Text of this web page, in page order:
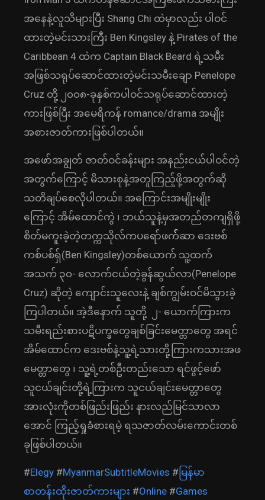
အနေနဲ့လူသိများပြီး Shang Chi ထဲမှာလည်း ပါဝင်
ထားတဲ့မင်းသားကြီး Ben Kingsley နဲ့ Pirates of the
Caribbean 4 ထဲက Captain Black Beard ရဲ့သမီး
အဖြစ်သရုပ်ဆောင်ထားတဲ့မင်းသမီးချော Penelope
Cruz တို့ ၂၀၀၈-ခုနှစ်ကပါဝင်သရုပ်ဆောင်ထားတဲ့
ကားဖြစ်ပြီး အမေရိကန် romance/drama အမျိုး
အစားဇာတ်ကားဖြစ်ပါတယ်။
အဖော်အချွတ် ဇာတ်ဝင်ခန်းများ အနည်းငယ်ပါဝင်တဲ့
အတွက်ကြောင့် မိသားစုနဲ့အတူကြည့်ဖို့အတွက်ဆို
သတိချပ်စေလိုပါတယ်။ အကြောင်းအမျိုးမျိုး
ကြောင့် အိမ်ထောင်ကွဲ ၊ ဘယ်သူနဲ့မှအတည်တကျရှိဖို့
စိတ်မကူးခဲ့တဲ့တက္ကသိုလ်ကပရော်ဖက််ဆာ ဒေးဗစ်
ကစ်ပစ်ရှ်(Ben Kingsley)တစ်ယောက် သူ့ထက်
အသက် ၃၀- လောက်ငယ်တဲ့ခွန်ဆွယ်လာ(Penelope
Cruz) ဆိုတဲ့ ကျောင်းသူလေးနဲ့ ချစ်ကျွမ်းဝင်မိသွားခဲ့
ကြပါတယ်။ အဲ့ဒီနောက် သူတို့ ၂- ယောက်ကြားက
သမီးရည်းစားပဋိပက္ခတွေချစ်ခြင်းမေတ္တာတွေ အရင်
အိမ်ထောင်က ဒေးဗစ်နဲ့သူ့ရဲ့သားတို့ကြားကသားအဖ
မေတ္တာတွေ ၊ သူ့ရဲ့တစ်ဦးတည်းသော ရင်ဖွင့်ဖော်
သူငယ်ချင်းတို့ရဲ့ကြားက သူငယ်ချင်းမေတ္တာတွေ
အားလုံးကိုတစ်ဖြည်းဖြည်း နားလည်မြင်သာလာ
အောင် ကြည့်ရှုခံစားရမဲ့ ရသဇာတ်လမ်းကောင်းတစ်
ခုဖြစ်ပါတယ်။
#Elegy #MyanmarSubtitleMovies # မြန်မာ
စာတန်းထိုးဇာတ်ကားများ #Online #Games